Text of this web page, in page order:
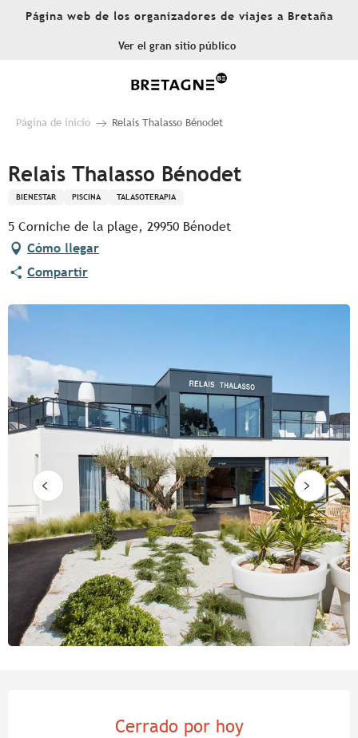
AllerPágina web de los organizadores de viajes a Bretaña
Ver el gran sitio público
Página de inicio Relais Thalasso Bénodet
Relais Thalasso Bénodet
BIENESTAR PISCINA TALASOTERAPIA
5 Corniche de la plage, 29950 Bénodet
Cómo llegar
Compartir
Cerrado por hoy